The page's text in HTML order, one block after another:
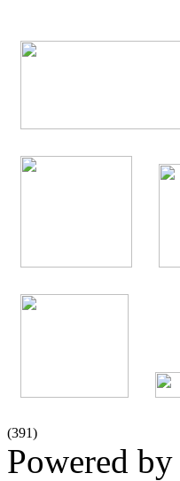
(391)
Powered by